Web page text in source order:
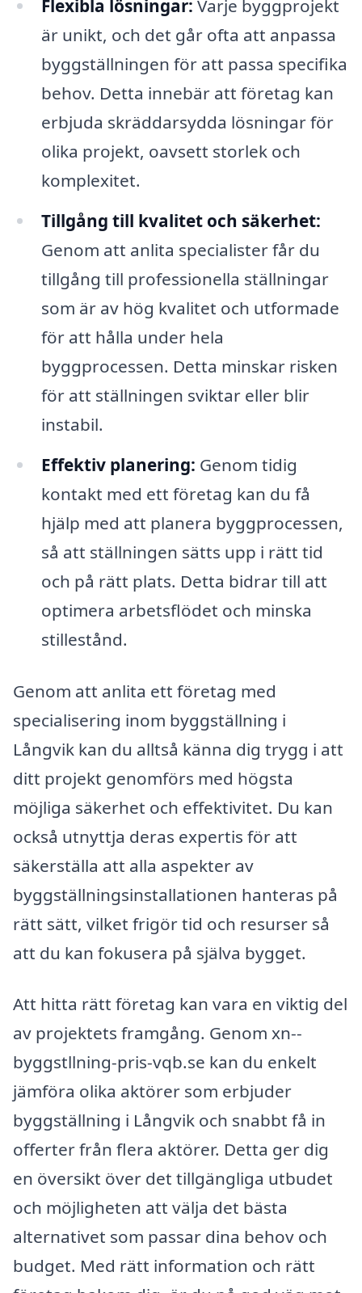
Flexibla lösningar: Varje byggprojekt
är unikt, och det går ofta att anpassa
byggställningen för att passa specifika
behov. Detta innebär att företag kan
erbjuda skräddarsydda lösningar för
olika projekt, oavsett storlek och
komplexitet.
Tillgång till kvalitet och säkerhet:
Genom att anlita specialister får du
tillgång till professionella ställningar
som är av hög kvalitet och utformade
för att hålla under hela
byggprocessen. Detta minskar risken
för att ställningen sviktar eller blir
instabil.
Effektiv planering: Genom tidig
kontakt med ett företag kan du få
hjälp med att planera byggprocessen,
så att ställningen sätts upp i rätt tid
och på rätt plats. Detta bidrar till att
optimera arbetsflödet och minska
stillestånd.
Genom att anlita ett företag med
specialisering inom byggställning i
Långvik kan du alltså känna dig trygg i att
ditt projekt genomförs med högsta
möjliga säkerhet och effektivitet. Du kan
också utnyttja deras expertis för att
säkerställa att alla aspekter av
byggställningsinstallationen hanteras på
rätt sätt, vilket frigör tid och resurser så
att du kan fokusera på själva bygget.
Att hitta rätt företag kan vara en viktig del
av projektets framgång. Genom xn--
byggstllning-pris-vqb.se kan du enkelt
jämföra olika aktörer som erbjuder
byggställning i Långvik och snabbt få in
offerter från flera aktörer. Detta ger dig
en översikt över det tillgängliga utbudet
och möjligheten att välja det bästa
alternativet som passar dina behov och
budget. Med rätt information och rätt